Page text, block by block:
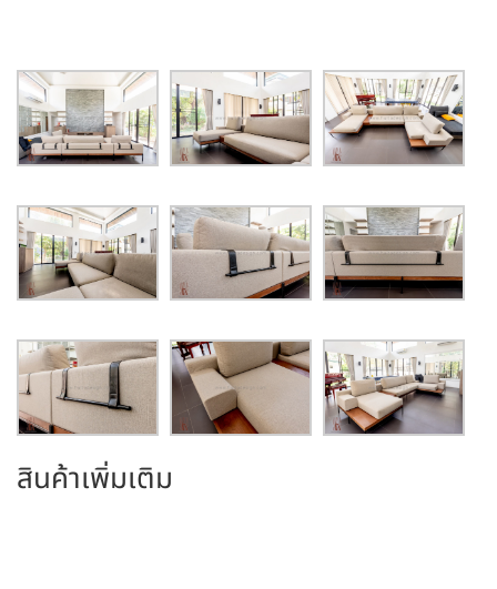
e
n
g
A
p
p
a
m
สินค้าเพิ่มเติม